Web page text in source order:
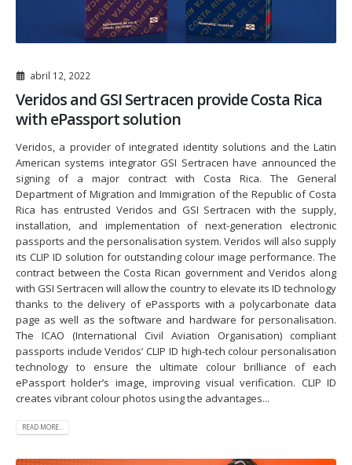
abril 12, 2022
Veridos and GSI Sertracen provide Costa Rica
with ePassport solution
Veridos, a provider of integrated identity solutions and the Latin
American systems integrator GSI Sertracen have announced the
signing of a major contract with Costa Rica. The General
Department of Migration and Immigration of the Republic of Costa
Rica has entrusted Veridos and GSI Sertracen with the supply,
installation, and implementation of next-generation electronic
passports and the personalisation system. Veridos will also supply
its CLIP ID solution for outstanding colour image performance. The
contract between the Costa Rican government and Veridos along
with GSI Sertracen will allow the country to elevate its ID technology
thanks to the delivery of ePassports with a polycarbonate data
page as well as the software and hardware for personalisation.
The ICAO (International Civil Aviation Organisation) compliant
passports include Veridos’ CLIP ID high-tech colour personalisation
technology to ensure the ultimate colour brilliance of each
ePassport holder’s image, improving visual verification. CLIP ID
creates vibrant colour photos using the advantages...
READ MORE...